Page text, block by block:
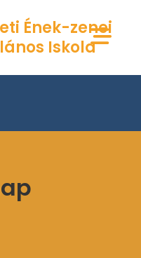
Ének-zenei
Iskola